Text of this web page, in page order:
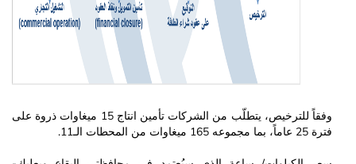
وفقاً للترخيص، يتطلّب من الشركات تأمين انتاج 15 ميغاوات ذروة على
فترة 25 عاماً، بما مجموعه 165 ميغاوات من المحطات الـ11.